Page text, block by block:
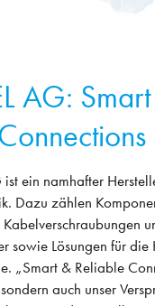
AG:
ein namhafter
Dazu zählen
sowie Lösungen für
„Smart & Reliable
auch unser